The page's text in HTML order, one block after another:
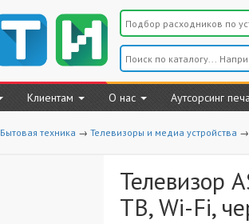
Клиентам О нас Аутсорсинг
Бытовая техника → Телевизоры и медиа устройства →
Телевизор
ТВ, Wi-Fi,